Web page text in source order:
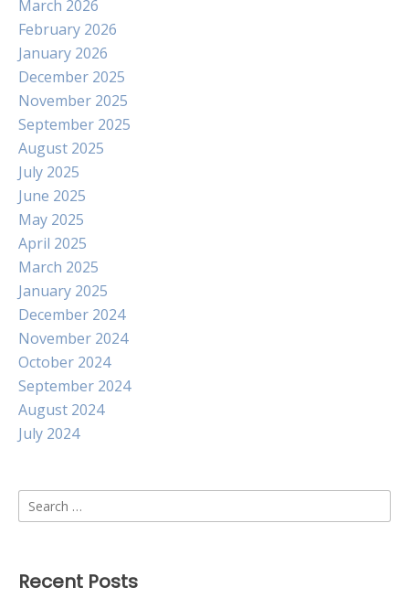
March 2026
February 2026
January 2026
December 2025
November 2025
September 2025
August 2025
July 2025
June 2025
May 2025
April 2025
March 2025
January 2025
December 2024
November 2024
October 2024
September 2024
August 2024
July 2024
Search
for:
Recent Posts